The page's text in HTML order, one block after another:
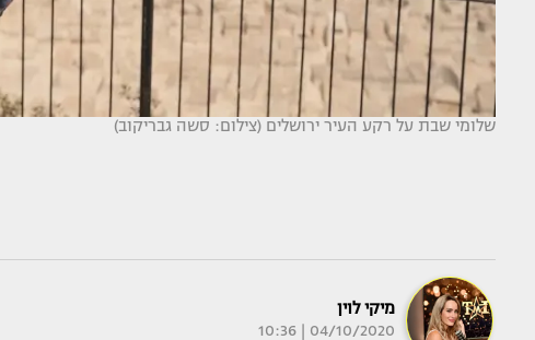
שלומי שבת על רקע העיר ירושלים (צילום: סשה גבריקוב)
מיקי לוין
04/10/2020 | 10:36